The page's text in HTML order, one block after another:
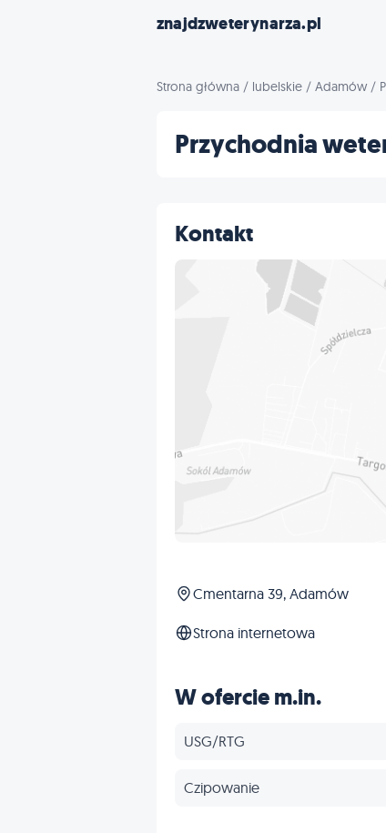
znajdzweterynarza.pl
Strona główna / lubelskie / Adamów/
Przychodnia
Kontakt
Cmentarna 39, Adamów
Strona internetowa
W ofercie m.in.
USG/RTG
Czipowanie